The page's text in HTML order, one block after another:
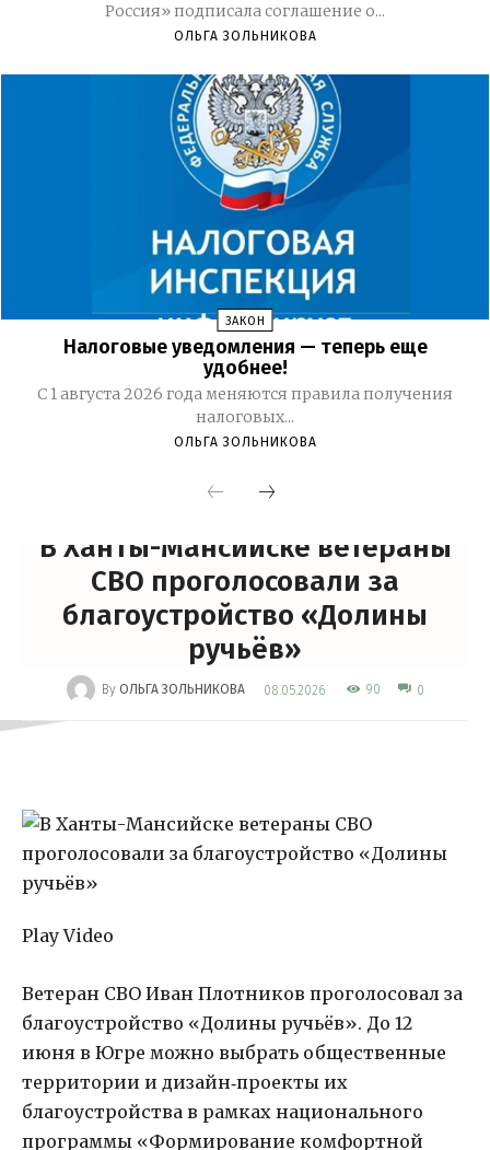
Россия» подписала соглашение о...
ОЛЬГА ЗОЛЬНИКОВА
ЗАКОН
Налоговые уведомления — теперь еще
удобнее!
С 1 августа 2026 года меняются правила получения
налоговых...
ОЛЬГА ЗОЛЬНИКОВА